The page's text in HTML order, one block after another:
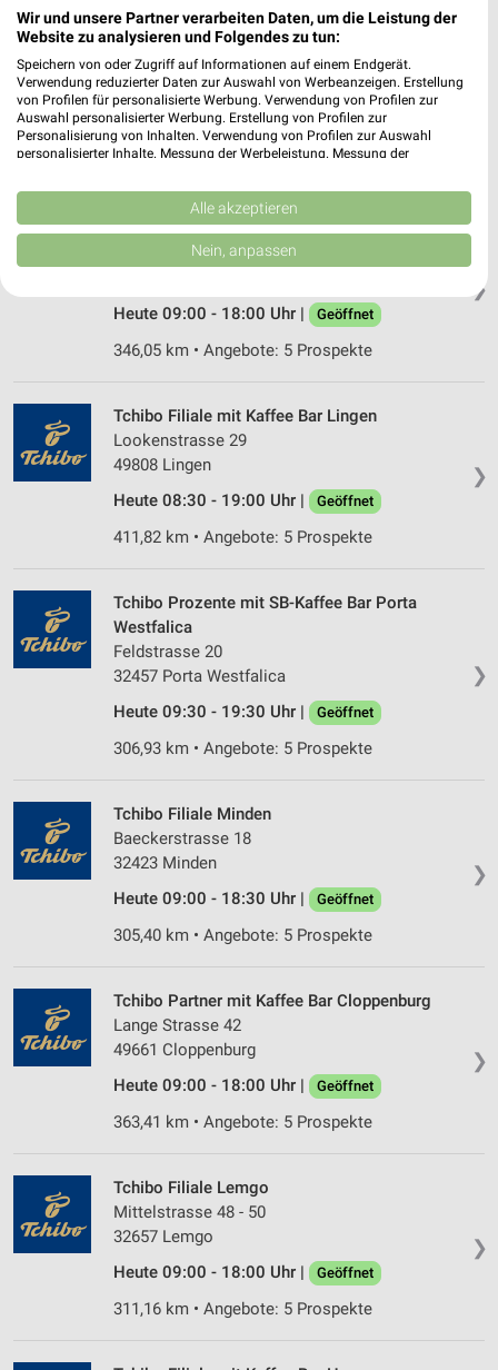
Tchibo Filiale mit Kaffee Bar Bad Oeynhausen
Mindener Straße 22
32547 Bad Oeynhausen
Heute 09:00 - 20:00 Uhr | Geöffnet
313,51 km • Angebote: 5 Prospekte
❯
Tchibo Filiale mit Kaffee Bar Vechta
Grosse Strasse 107
Heute 09:00 - 18:00 Uhr |
Geöffnet
346,05 km • Angebote: 5 Prospekte
❯
Tchibo Filiale mit Kaffee Bar Lingen
Lookenstrasse 29
49808 Lingen
Heute 08:30 - 19:00 Uhr |
Geöffnet
411,82 km • Angebote: 5 Prospekte
❯
Tchibo Prozente mit SB-Kaffee Bar Porta
Westfalica
Feldstrasse 20
32457 Porta Westfalica
Heute 09:30 - 19:30 Uhr |
Geöffnet
306,93 km • Angebote: 5 Prospekte
❯
Tchibo Filiale Minden
Baeckerstrasse 18
32423 Minden
Heute 09:00 - 18:30 Uhr |
Geöffnet
305,40 km • Angebote: 5 Prospekte
❯
Tchibo Partner mit Kaffee Bar Cloppenburg
Lange Strasse 42
49661 Cloppenburg
Heute 09:00 - 18:00 Uhr |
Geöffnet
363,41 km • Angebote: 5 Prospekte
❯
Tchibo Filiale Lemgo
Mittelstrasse 48 - 50
32657 Lemgo
Heute 09:00 - 18:00 Uhr |
Geöffnet
311,16 km • Angebote: 5 Prospekte
Wir und unsere Partner verarbeiten Daten, um die Leistung der
Website zu analysieren und Folgendes zu tun:
Speichern von oder Zugriff auf Informationen auf einem Endgerät.
Verwendung reduzierter Daten zur Auswahl von Werbeanzeigen. Erstellung
von Profilen für personalisierte Werbung. Verwendung von Profilen zur
Auswahl personalisierter Werbung. Erstellung von Profilen zur
Personalisierung von Inhalten. Verwendung von Profilen zur Auswahl
personalisierter Inhalte. Messung der Werbeleistung. Messung der
Kombinationen von Daten aus verschiedenen Quellen. Entwicklung und
Verbesserung der Angebote. Verwendung reduzierter Daten zur Auswahl
von Inhalten.
Daten können außerhalb der Europäischen Union weitergegeben und in die
Website/App.
Wir nutzen Ihre Daten für folgende Zwecke:
Speichern von oder Zugriff auf Informationen
auf einem Endgerät
Verwendung reduzierter Daten zur Auswahl von
Werbeanzeigen
Erstellung von Profilen für personalisierte
Verwendung von Profilen zur Auswahl
personalisierter Werbung
Erstellung von Profilen zur Personalisierung
Verwendung von Profilen zur Auswahl
personalisierter Inhalte
Messung der Werbeleistung
Messung der Performance von Inhalten
Analyse von Zielgruppen durch Statistiken oder
Kombinationen von Daten aus verschiedenen
Verwendung reduzierter Daten zur Auswahl von
Inhalten
IAB-Besonderheiten:
Verwendung genauer Standortdaten
Informationen identifizieren
Nicht-IAB-Verarbeitungszwecke:
Notwendig
Performance
Alle akzeptieren
Nein, anpassen